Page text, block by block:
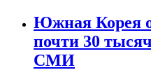
Южная Корея
почти 30
СМИ